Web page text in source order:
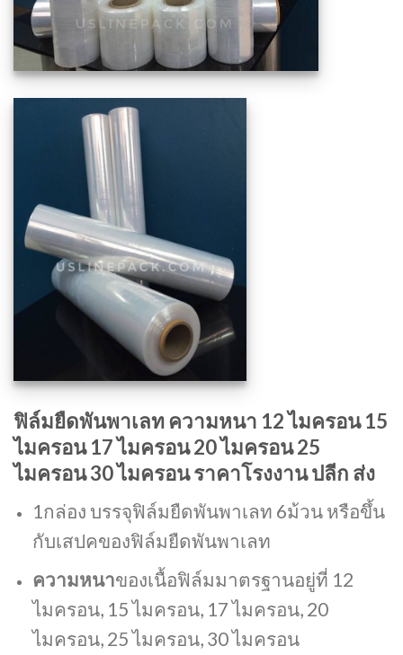
ฟิล์มยืดพันพาเลท ความหนา 12 ไมครอน 15
ไมครอน 17 ไมครอน 20 ไมครอน 25
ไมครอน 30 ไมครอน ราคาโรงงาน ปลีก ส่ง
1กล่อง บรรจุฟิล์มยืดพันพาเลท 6ม้วน หรือขึ้น
กับเสปคของฟิล์มยืดพันพาเลท
ความหนาของเนื้อฟิล์มมาตรฐานอยู่ที่ 12
ไมครอน, 15 ไมครอน, 17 ไมครอน, 20
ไมครอน, 25 ไมครอน, 30 ไมครอน